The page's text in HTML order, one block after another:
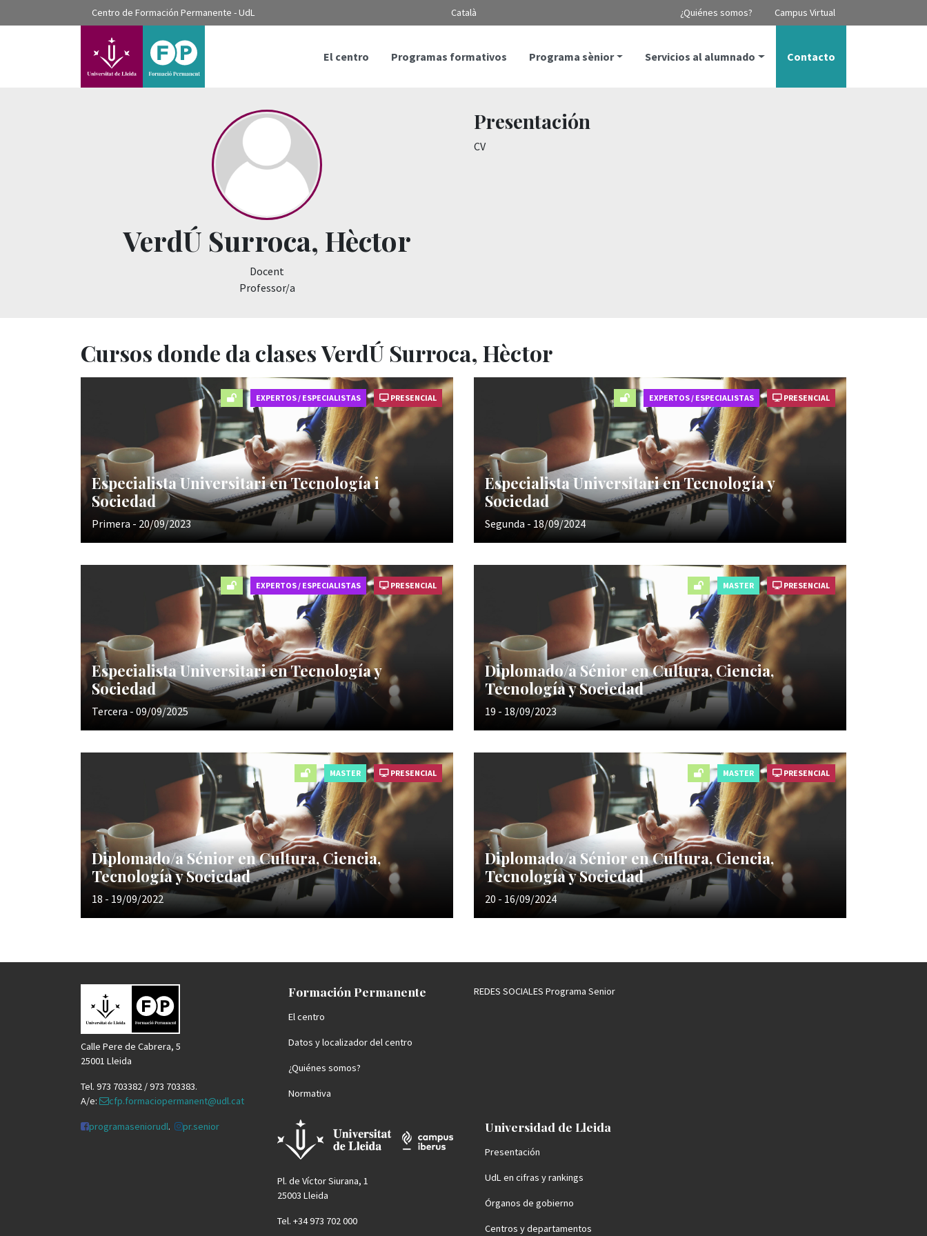
???label.access.jump.content???
???label.access.jump.header???
???label.access.jump.footer???
???label.access.jump.menu???
Centro de Formación Permanente - UdL Català ¿Quiénes somos? Campus Virtual
El centro Programas formativos Programa sènior Servicios al alumnado Contacto
VerdÚ Surroca, Hèctor
Docent
Professor/a
Presentación
CV
Cursos donde da clases VerdÚ Surroca, Hèctor
EXPERTOS / ESPECIALISTAS PRESENCIAL
Especialista Universitari en Tecnología i
Sociedad
Primera - 20/09/2023
EXPERTOS / ESPECIALISTAS PRESENCIAL
Especialista Universitari en Tecnología y
Sociedad
Segunda - 18/09/2024
EXPERTOS / ESPECIALISTAS PRESENCIAL
Especialista Universitari en Tecnología y
Sociedad
Tercera - 09/09/2025
MASTER PRESENCIAL
Diplomado/a Sénior en Cultura, Ciencia,
Tecnología y Sociedad
19 - 18/09/2023
MASTER PRESENCIAL
Diplomado/a Sénior en Cultura, Ciencia,
Tecnología y Sociedad
18 - 19/09/2022
MASTER PRESENCIAL
Diplomado/a Sénior en Cultura, Ciencia,
Tecnología y Sociedad
20 - 16/09/2024
Calle Pere de Cabrera, 5
25001 Lleida
Tel. 973 703382 / 973 703383.
A/e:
cfp.formaciopermanent@udl.cat
Formación Permanente
El centro
Datos y localizador del centro
¿Quiénes somos?
Normativa
REDES SOCIALES Programa Senior
programaseniorudl. pr.senior
Pl. de Víctor Siurana, 1
25003 Lleida
Tel. +34 973 702 000
Universidad de Lleida
Presentación
UdL en cifras y rankings
Órganos de gobierno
Centros y departamentos